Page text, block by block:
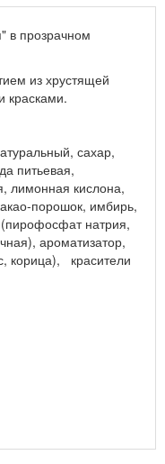
в прозрачном
из хрустящей
красками.
сахар,
питьевая,
лимонная кислона,
порошок, имбирь,
натрия,
ароматизатор,
корица), красители